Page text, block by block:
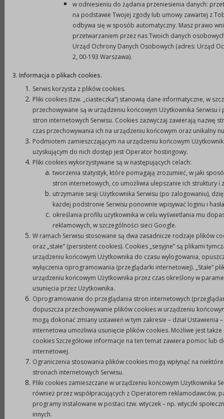
publicznych oraz w zakresie działalności
organizacji pozarządowych i podmiotów
wymienionych w art. 3 ust. 3 ustawy z dnia 24
kwietnia 2003 r. o działalności pożytku
publicznego i o wolontariacie (Dz. U. z 2020 r.
poz. 1057 z późn. zm.);
4) wyrażają zgodę na przetwarzanie swoich
danych osobowych zgodnie z ustawą z dnia 10
maja 2018 r. o ochronie danych osobowych (Dz.
U. z 2019 r. poz. 1781).
3.Zadania członka komisji konkursowej.
Zadaniem członka komisji konkursowej jest ocena
złożonych ofert w otwartym konkursie ofert na
realizację zadań publicznych pod względem
formalnym i merytorycznym z uwzględnieniem
kryteriów określonych w treści ogłoszonego
konkursu. Tryb powoływania i zasady działania
komisji konkursowych określone zostały w § 15
Uchwały Nr LII/875/2021 Rady Miejskiej w
Prudniku z dnia 25 listopada 2021 r. w sprawie
uchwalenia Programu współpracy Gminy Prudnik z
organizacjami pozarządowymi oraz innymi
podmiotami prowadzącymi działalność pożytku
publicznego na rok 2022.
4.Miejsce i termin zgłoszenia kandydatur.
Zgłoszenia kandydatur do komisji konkursowych
do opiniowania ofert w otwartych konkursach
ofert na realizację zadań publicznych w 2022 roku
może dokonać organizacja pozarządowa oraz
podmioty wymienione w art. 3 ust. 3 ustawy o
w odniesieniu do żądania przeniesienia danych:
na podstawie Twojej zgody lub umowy zawartej z
odbywa się w sposób automatyczny. Masz prawo
przetwarzaniem przez nas Twoich danych
Urząd Ochrony Danych Osobowych (adres: Urząd
2, 00-193 Warszawa).
3. Informacja o plikach cookies.
Serwis korzysta z plików cookies.
Pliki cookies (tzw. „ciasteczka”) stanowią dane informatyczne, w
przechowywane są w urządzeniu końcowym Użytkownika Serwisu
stron internetowych Serwisu. Cookies zazwyczaj zawierają nazwę
czas przechowywania ich na urządzeniu końcowym oraz unikalny
Podmiotem zamieszczającym na urządzeniu końcowym
uzyskującym do nich dostęp jest Operator hostingowy.
Pliki cookies wykorzystywane są w następujących celach:
tworzenia statystyk, które pomagają zrozumieć, w jaki
stron internetowych, co umożliwia ulepszanie ich struktury i
utrzymanie sesji Użytkownika Serwisu (po zalogowaniu),
każdej podstronie Serwisu ponownie wpisywać loginu i
określania profilu użytkownika w celu wyświetlania mu
reklamowych, w szczególności sieci Google.
W ramach Serwisu stosowane są dwa zasadnicze rodzaje plików
oraz „stałe” (persistent cookies). Cookies „sesyjne” są plikami
urządzeniu końcowym Użytkownika do czasu wylogowania,
wyłączenia oprogramowania (przeglądarki internetowej). „Stałe”
urządzeniu końcowym Użytkownika przez czas określony w
usunięcia przez Użytkownika.
Oprogramowanie do przeglądania stron internetowych
dopuszcza przechowywanie plików cookies w urządzeniu
mogą dokonać zmiany ustawień w tym zakresie – dział Ustawienia
internetowa umożliwia usunięcie plików cookies. Możliwe jest
cookies Szczegółowe informacje na ten temat zawiera pomoc lub
internetowej.
Ograniczenia stosowania plików cookies mogą wpłynąć na
stronach internetowych Serwisu.
Pliki cookies zamieszczane w urządzeniu końcowym Użytkownika
również przez współpracujących z Operatorem reklamodawców,
programy instalowane w postaci tzw. wtyczek – np. wtyczki
innych.